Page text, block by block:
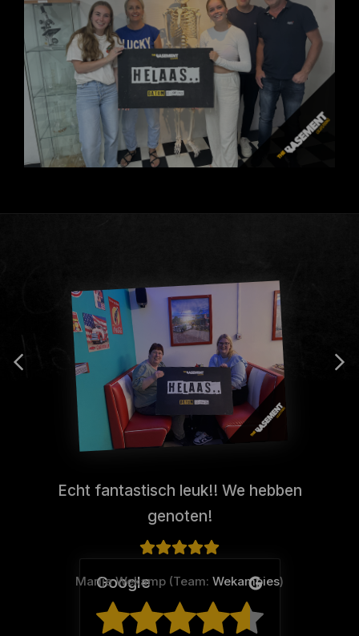
Echt fantastisch leuk!! We hebben
genoten!
Marije Wekamp (Team: Wekampies)
Google